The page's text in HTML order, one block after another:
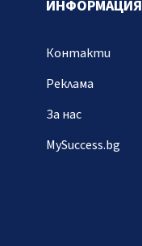
ИНФОРМАЦИЯ
Контакти
Реклама
За нас
MySuccess.bg